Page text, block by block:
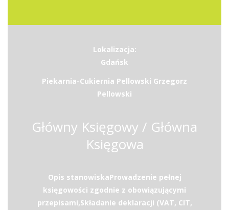
Lokalizacja:
Gdańsk
Piekarnia-Cukiernia Pellowski Grzegorz
Pellowski
Główny Księgowy / Główna
Księgowa
Opis stanowiskaProwadzenie pełnej
księgowości zgodnie z obowiązującymi
przepisami,Składanie deklaracji (VAT, CIT,